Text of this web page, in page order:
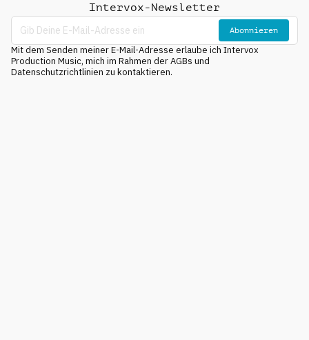
Intervox-Newsletter
Abonnieren
Mit dem Senden meiner E-Mail-Adresse erlaube ich Intervox
Production Music, mich im Rahmen der AGBs und
Datenschutzrichtlinien zu kontaktieren.